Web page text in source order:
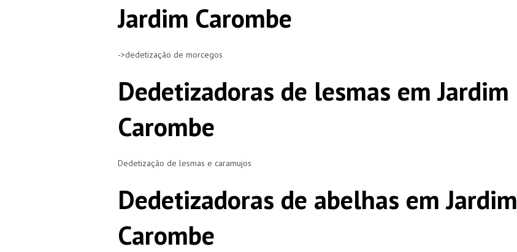
Jardim Carombe
->dedetização de morcegos
Dedetizadoras de lesmas em Jardim
Carombe
Dedetização de lesmas e caramujos
Dedetizadoras de abelhas em Jardim
Carombe